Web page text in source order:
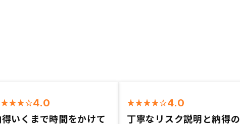
4.0
いくまで時間をかけて
4.0
丁寧なリスク説明と納得の